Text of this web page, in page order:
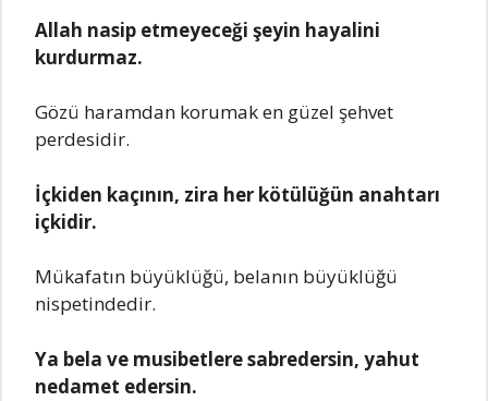
Allah nasip etmeyeceği şeyin hayalini
kurdurmaz.
Gözü haramdan korumak en güzel şehvet
perdesidir.
İçkiden kaçının, zira her kötülüğün anahtarı
içkidir.
Mükafatın büyüklüğü, belanın büyüklüğü
nispetindedir.
Ya bela ve musibetlere sabredersin, yahut
nedamet edersin.